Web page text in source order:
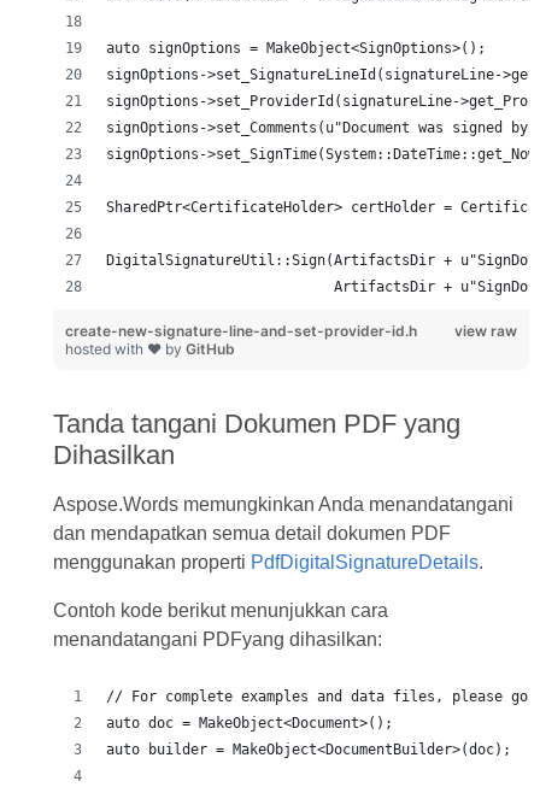
view raw
create-new-signature-line-and-set-provider-id.h
hosted with ❤ by GitHub
Tanda tangani Dokumen PDF yang
Dihasilkan
Aspose.Words memungkinkan Anda menandatangani
dan mendapatkan semua detail dokumen PDF
menggunakan properti PdfDigitalSignatureDetails.
Contoh kode berikut menunjukkan cara
menandatangani PDFyang dihasilkan: